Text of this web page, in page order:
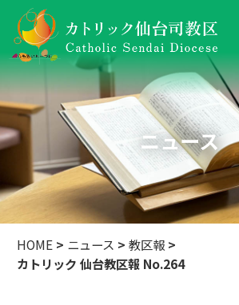
ニュース
HOME > ニュース > 教区報 >
カトリック 仙台教区報 No.264